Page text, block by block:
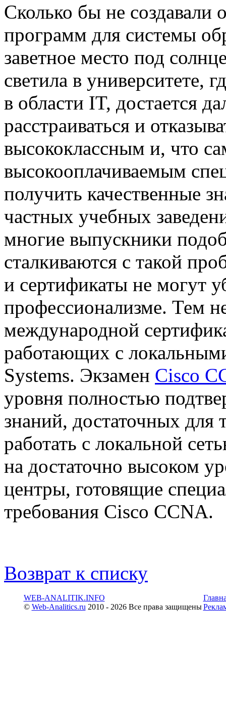
Сколько бы не создавали
программ для системы
заветное место под
светила в университете,
в области IT, достается
расстраиваться и
высококлассным и, что
высокооплачиваемым
получить качественные
частных учебных
многие выпускники
сталкиваются с такой
и сертификаты не могут
профессионализме. Тем
международной
работающих с
Systems. Экзамен Cisco
уровня полностью
знаний, достаточных для
работать с локальной
на достаточно высоком
центры, готовящие
требования Cisco CCNA.
Возврат к списку
WEB-ANALITIK.INFO
© Web-Analitics.ru 2010 - 2026 Все права защищены